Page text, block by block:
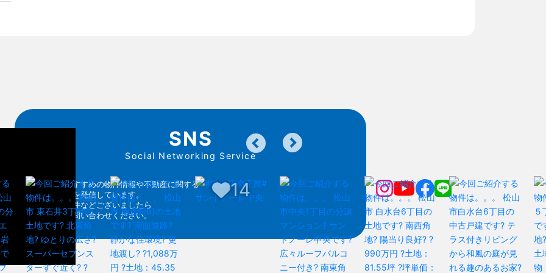
14
SNS
Social Networking Service
各SNSでおすすめの物件情報や不動産に関する
お得な情報を発信しています。
気になる物件などございましたら
お気軽にお問い合わせください。